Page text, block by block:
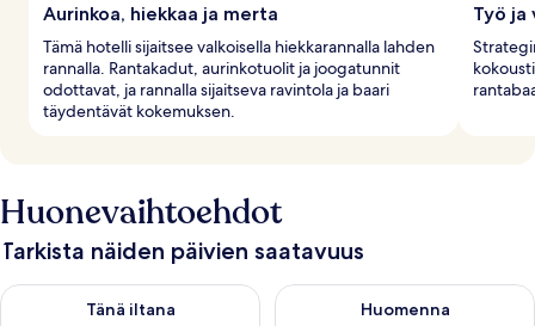
Aurinkoa, hiekkaa ja merta
Tämä hotelli sijaitsee valkoisella hiekkarannalla lahden
rannalla. Rantakadut, aurinkotuolit ja joogatunnit
odottavat, ja rannalla sijaitseva ravintola ja baari
täydentävät kokemuksen.
Työ ja
Huonevaihtoehdot
Tarkista näiden päivien saatavuus
Tänä iltana
Tarkista tämän illan saatavuus elok. 8 - elok. 9
Huomenna
Tarkista huomisen saatavuus